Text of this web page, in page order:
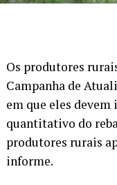
Os produtores
Campanha de
em que eles
quantitativo do
produtores rurais
informe.